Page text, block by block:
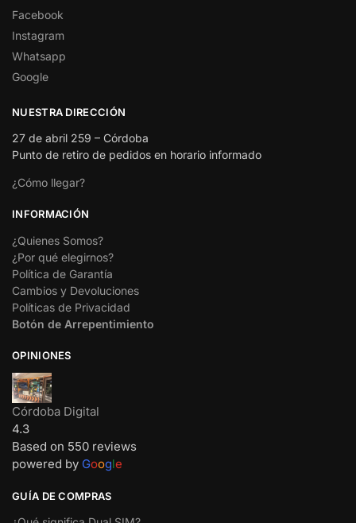
Facebook
Instagram
Whatsapp
Google
NUESTRA DIRECCIÓN
27 de abril 259 – Córdoba
Punto de retiro de pedidos en horario informado
¿Cómo llegar?
INFORMACIÓN
¿Quienes Somos?
¿Por qué elegirnos?
Política de Garantía
Cambios y Devoluciones
Políticas de Privacidad
Botón de Arrepentimiento
OPINIONES
Córdoba Digital
4.3
Based on 550 reviews
powered by Google
GUÍA DE COMPRAS